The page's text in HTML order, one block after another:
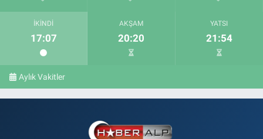
İKINDI
17:07
AKŞAM
20:20
YATSI
21:54
Aylık Vakitler